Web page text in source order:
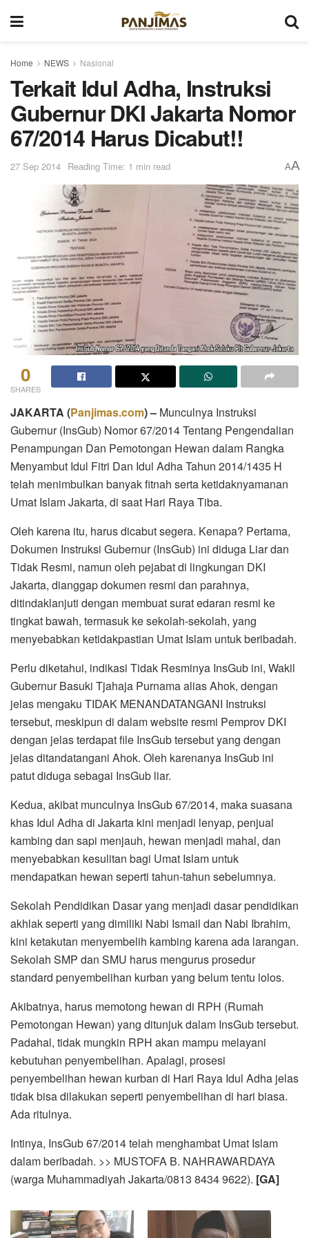
Home NEWS Nasional
Terkait Idul Adha, Instruksi
Gubernur DKI Jakarta Nomor
67/2014 Harus Dicabut!!
27 Sep 2014 Reading Time: 1 min read AA
0
SHARES
JAKARTA (Panjimas.com) – Munculnya Instruksi
Gubernur (InsGub) Nomor 67/2014 Tentang Pengendalian
Penampungan Dan Pemotongan Hewan dalam Rangka
Menyambut Idul Fitri Dan Idul Adha Tahun 2014/1435 H
telah menimbulkan banyak fitnah serta ketidaknyamanan
Umat Islam Jakarta, di saat Hari Raya Tiba.
Oleh karena itu, harus dicabut segera. Kenapa? Pertama,
Dokumen Instruksi Gubernur (InsGub) ini diduga Liar dan
Tidak Resmi, namun oleh pejabat di lingkungan DKI
Jakarta, dianggap dokumen resmi dan parahnya,
ditindaklanjuti dengan membuat surat edaran resmi ke
tingkat bawah, termasuk ke sekolah-sekolah, yang
menyebabkan ketidakpastian Umat Islam untuk beribadah.
Perlu diketahui, indikasi Tidak Resminya InsGub ini, Wakil
Gubernur Basuki Tjahaja Purnama alias Ahok, dengan
jelas mengaku TIDAK MENANDATANGANI Instruksi
tersebut, meskipun di dalam website resmi Pemprov DKI
dengan jelas terdapat file InsGub tersebut yang dengan
jelas ditandatangani Ahok. Oleh karenanya InsGub ini
patut diduga sebagai InsGub liar.
Kedua, akibat munculnya InsGub 67/2014, maka suasana
khas Idul Adha di Jakarta kini menjadi lenyap, penjual
kambing dan sapi menjauh, hewan menjadi mahal, dan
menyebabkan kesulitan bagi Umat Islam untuk
mendapatkan hewan seperti tahun-tahun sebelumnya.
Sekolah Pendidikan Dasar yang menjadi dasar pendidikan
akhlak seperti yang dimiliki Nabi Ismail dan Nabi Ibrahim,
kini ketakutan menyembelih kambing karena ada larangan.
Sekolah SMP dan SMU harus mengurus prosedur
standard penyembelihan kurban yang belum tentu lolos.
Akibatnya, harus memotong hewan di RPH (Rumah
Pemotongan Hewan) yang ditunjuk dalam InsGub tersebut.
Padahal, tidak mungkin RPH akan mampu melayani
kebutuhan penyembelihan. Apalagi, prosesi
penyembelihan hewan kurban di Hari Raya Idul Adha jelas
tidak bisa dilakukan seperti penyembelihan di hari biasa.
Ada ritulnya.
Intinya, InsGub 67/2014 telah menghambat Umat Islam
dalam beribadah. >> MUSTOFA B. NAHRAWARDAYA
(warga Muhammadiyah Jakarta/0813 8434 9622). [GA]